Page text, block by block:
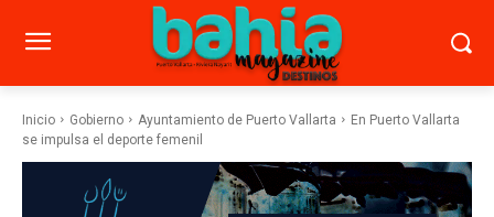
Inicio Gobierno Ayuntamiento de Puerto Vallarta
En Puerto Vallarta
se impulsa el deporte femenil